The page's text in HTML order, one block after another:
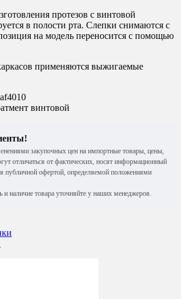
протезов с винтовой
в полости рта. Слепки снимаются с
на модель переносится с помощью
применяются выжигаемые
винтовой
закупочных цен на импортные товары, цены,
отличаться от фактических, носят информационный
публичной офертой, определяемой положениями
и наличие товара уточняйте у наших менеджеров.